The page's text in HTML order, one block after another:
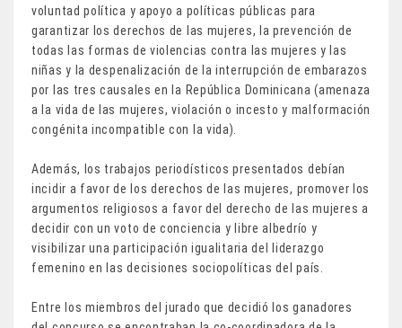
voluntad política y apoyo a políticas públicas para
garantizar los derechos de las mujeres, la prevención de
todas las formas de violencias contra las mujeres y las
niñas y la despenalización de la interrupción de embarazos
por las tres causales en la República Dominicana (amenaza
a la vida de las mujeres, violación o incesto y malformación
congénita incompatible con la vida).
Además, los trabajos periodísticos presentados debían
incidir a favor de los derechos de las mujeres, promover los
argumentos religiosos a favor del derecho de las mujeres a
decidir con un voto de conciencia y libre albedrío y
visibilizar una participación igualitaria del liderazgo
femenino en las decisiones sociopolíticas del país.
Entre los miembros del jurado que decidió los ganadores